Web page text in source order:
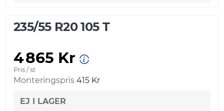
235/55 R20 105 T
4 865 Kr
Pris / st
Monteringspris 415 Kr
EJ I LAGER